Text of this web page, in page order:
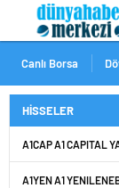
Canlı Borsa
HİSSELER
A1CAP A1 CAPITAL
A1YEN A1